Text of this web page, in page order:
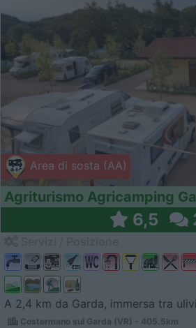
Area di sosta (AA)
Agriturismo Agricamping
6,5
A 2,4 km da Garda, immersa tra
Costermano sul Garda (VR) - 405.5km